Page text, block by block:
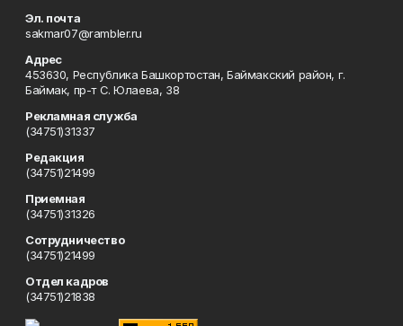
Эл. почта
sakmar07@rambler.ru
Адрес
453630, Республика Башкортостан, Баймакский район, г.
Баймак, пр-т С. Юлаева, 38
Рекламная служба
(34751)31337
Редакция
(34751)21499
Приемная
(34751)31326
Сотрудничество
(34751)21499
Отдел кадров
(34751)21838